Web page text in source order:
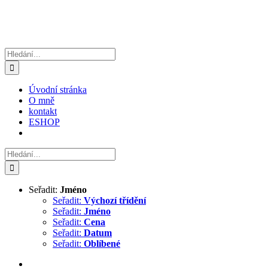
Hledat:
Úvodní stránka
O mně
kontakt
ESHOP
Hledat:
Seřadit: Jméno
Seřadit: Výchozí třídění
Seřadit: Jméno
Seřadit: Cena
Seřadit: Datum
Seřadit: Oblíbené